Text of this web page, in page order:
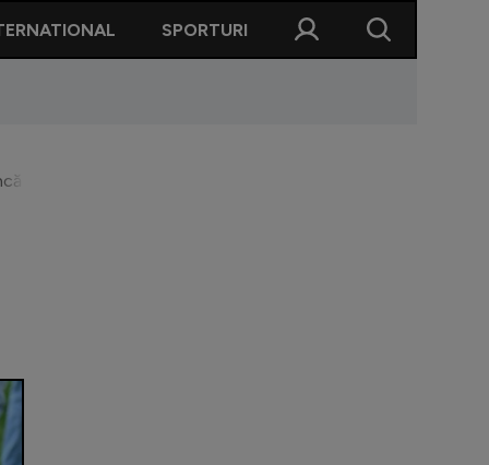
SPORTURI
evoluează în Superligă: ”A fost o supărare. M-a surprins cel